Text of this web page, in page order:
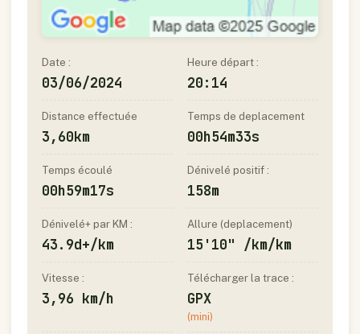
Date :
03/06/2024
Heure départ :
20:14
Distance effectuée
3,60km
Temps de deplacement
00h54m33s
Temps écoulé
00h59m17s
Dénivelé positif :
158m
Dénivelé+ par KM :
43.9d+/km
Allure (deplacement)
15'10" /km/km
Vitesse :
3,96 km/h
Télécharger la trace :
GPX
(mini)